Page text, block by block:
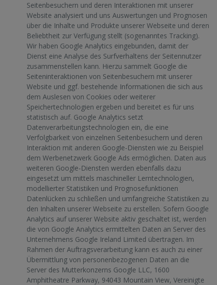
Seitenbesuchern und deren Interaktionen mit unserer
Website analysiert und uns Auswertungen und Prognosen
über die Inhalte und Produkte unserer Webseite und deren
Beliebtheit zur Verfügung stellt (sogenanntes Tracking).
Wir haben Google Analytics eingebunden, damit der
Dienst eine Analyse des Surfverhaltens der Seitennutzer
zusammenstellen kann. Hierzu sammelt Google die
Seiteninteraktionen von Seitenbesuchern mit unserer
Website und ggf. bestehende Informationen die sich aus
dem Auslesen von Cookies oder weiterer
Speichertechnologien ergeben und bereitet es für uns
statistisch auf. Google Analytics setzt
Datenverarbeitungstechnologien ein, die eine
Verfolgbarkeit von einzelnen Seitenbesuchern und deren
Interaktion mit anderen Google-Diensten wie zu Beispiel
dem Werbenetzwerk Google Ads ermöglichen. Daten aus
weiteren Google-Diensten werden ebenfalls dazu
eingesetzt um mittels maschineller Lerntechnologien,
modellierter Statistiken und Prognosefunktionen
Datenlücken zu schließen und umfangreiche Statistiken zu
den Inhalten unserer Webseite zu erstellen. Sofern Google
Analytics auf unserer Website aktiv geschaltet ist, werden
die von Google Analytics ermittelten Daten an Server des
Unternehmens Google Ireland Limited übertragen. Im
Rahmen der Auftragsverarbeitung kann es auch zu einer
Übermittlung von personenbezogenen Daten an die
Server des Mutterkonzerns Google LLC, 1600
Amphitheatre Parkway, 94043 Mountain View, Vereinigte